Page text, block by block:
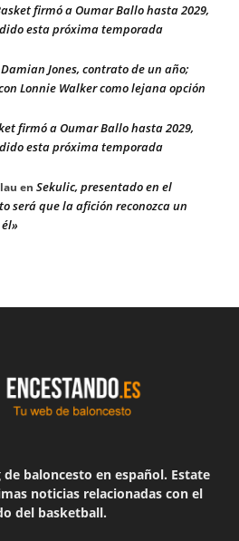
firmó a Oumar Ballo hasta 2029,
esta próxima temporada
Jones, contrato de un año;
Lonnie Walker como lejana opción
firmó a Oumar Ballo hasta 2029,
esta próxima temporada
en Sekulic, presentado en el
será que la afición reconozca un
baloncesto en español. Estate
noticias relacionadas con el
del basketball.